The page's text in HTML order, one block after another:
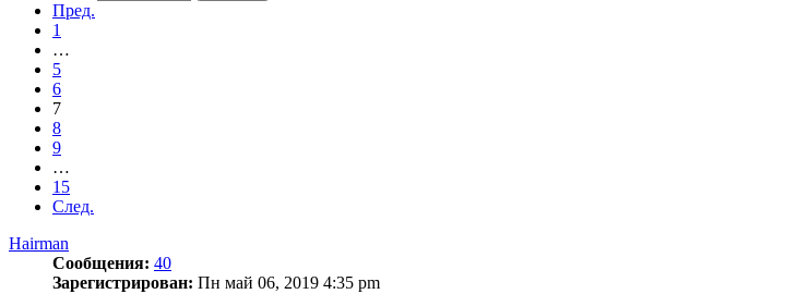
Пред.
1
…
5
6
7
8
9
…
15
След.
Hairman
Сообщения: 40
Зарегистрирован: Пн май 06, 2019 4:35 pm